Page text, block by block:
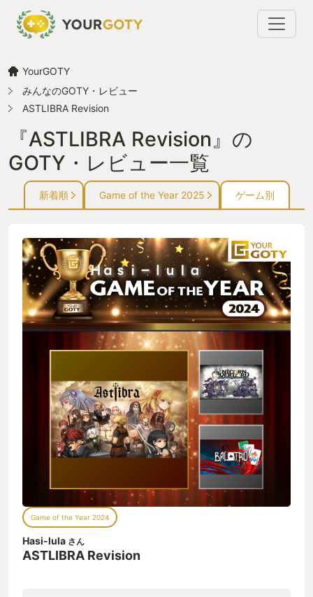
YourGOTY
みんなのGOTY・レビュー
ASTLIBRA Revision
『ASTLIBRA Revision』の
GOTY・レビュー一覧
新着順 Game of the Year 2025 ゲーム別
Game of the Year 2024
Hasi-lula さん
ASTLIBRA Revision